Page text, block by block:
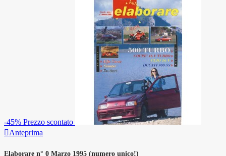
-45% Prezzo scontato
Anteprima
Elaborare n° 0 Marzo 1995 (numero unico!)